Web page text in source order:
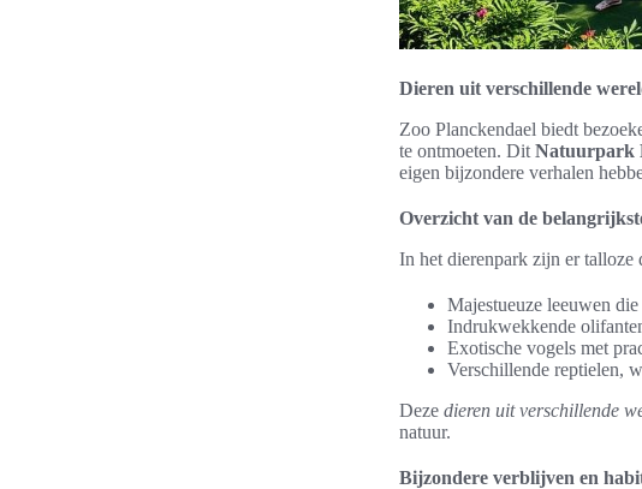
Dieren uit verschillende
Zoo Planckendael biedt
te ontmoeten. Dit Natuurpark
eigen bijzondere verhalen
Overzicht van de
In het dierenpark zijn er talloze
Majestueuze leeuwen
Indrukwekkende
Exotische vogels met
Verschillende reptielen,
Deze dieren uit verschillende
natuur.
Bijzondere verblijven en